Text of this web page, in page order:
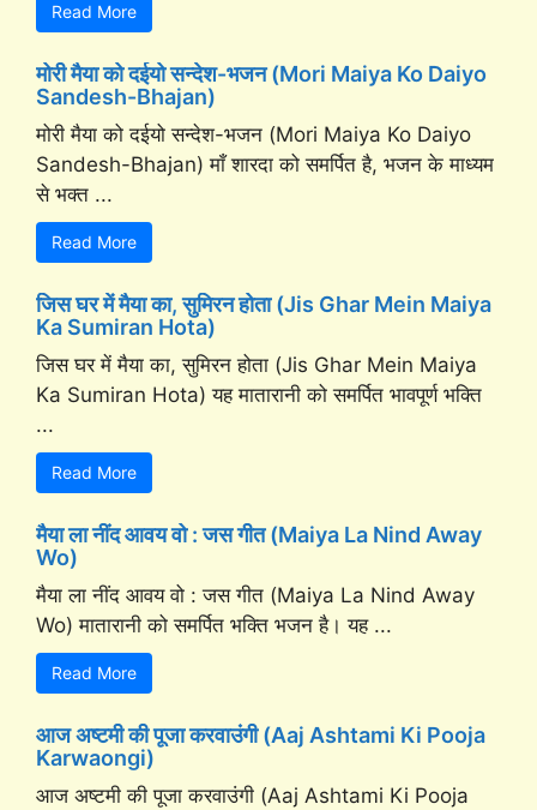
Read More
मोरी मैया को दईयो सन्देश-भजन (Mori Maiya Ko Daiyo
Sandesh-Bhajan)
मोरी मैया को दईयो सन्देश-भजन (Mori Maiya Ko Daiyo
Sandesh-Bhajan) माँ शारदा को समर्पित है, भजन के माध्यम
से भक्त ...
Read More
जिस घर में मैया का, सुमिरन होता (Jis Ghar Mein Maiya
Ka Sumiran Hota)
जिस घर में मैया का, सुमिरन होता (Jis Ghar Mein Maiya
Ka Sumiran Hota) यह मातारानी को समर्पित भावपूर्ण भक्ति
...
Read More
मैया ला नींद आवय वो : जस गीत (Maiya La Nind Away
Wo)
मैया ला नींद आवय वो : जस गीत (Maiya La Nind Away
Wo) मातारानी को समर्पित भक्ति भजन है। यह ...
Read More
आज अष्टमी की पूजा करवाउंगी (Aaj Ashtami Ki Pooja
Karwaongi)
आज अष्टमी की पूजा करवाउंगी (Aaj Ashtami Ki Pooja